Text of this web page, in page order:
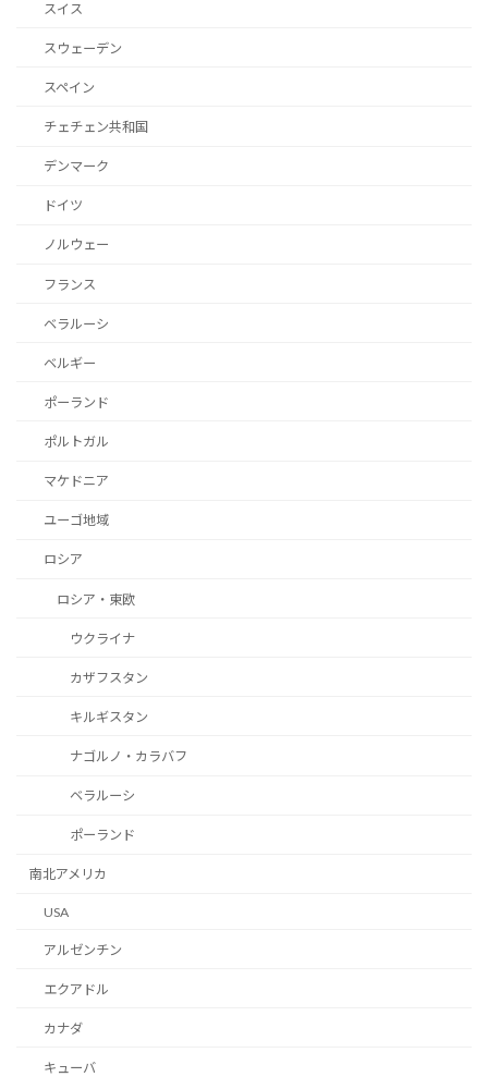
スイス
スウェーデン
スペイン
チェチェン共和国
デンマーク
ドイツ
ノルウェー
フランス
ベラルーシ
ベルギー
ポーランド
ポルトガル
マケドニア
ユーゴ地域
ロシア
ロシア・東欧
ウクライナ
カザフスタン
キルギスタン
ナゴルノ・カラバフ
ベラルーシ
ポーランド
南北アメリカ
USA
アルゼンチン
エクアドル
カナダ
キューバ